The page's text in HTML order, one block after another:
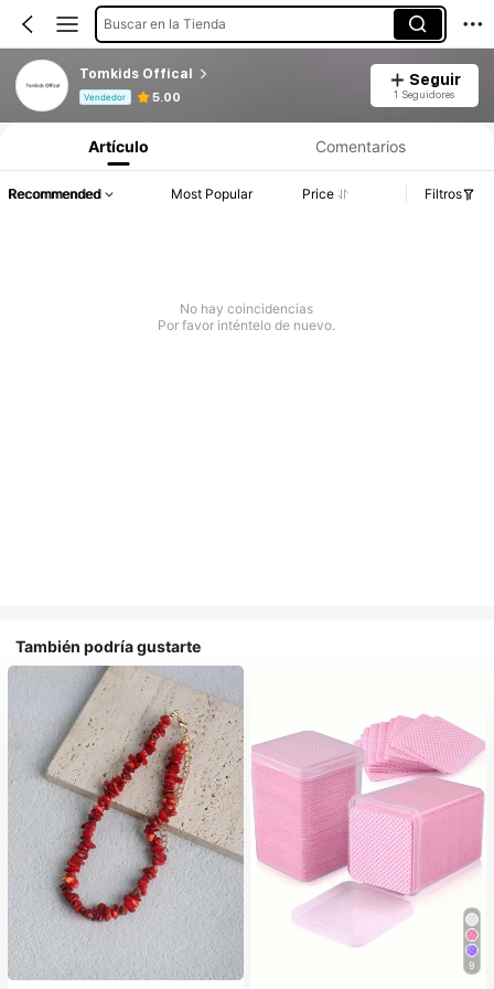
Buscar en la Tienda
Tomkids Offical
Vendedor 5.00
Seguir
1 Seguidores
Artículo Comentarios
Recommended Most Popular Price Filtros
No hay coincidencias
Por favor inténtelo de nuevo.
También podría gustarte
9